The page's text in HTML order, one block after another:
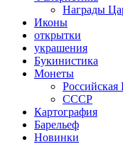
Награды
Иконы
открытки
украшения
Букинистика
Монеты
СССР
Картография
Барельеф
Новинки